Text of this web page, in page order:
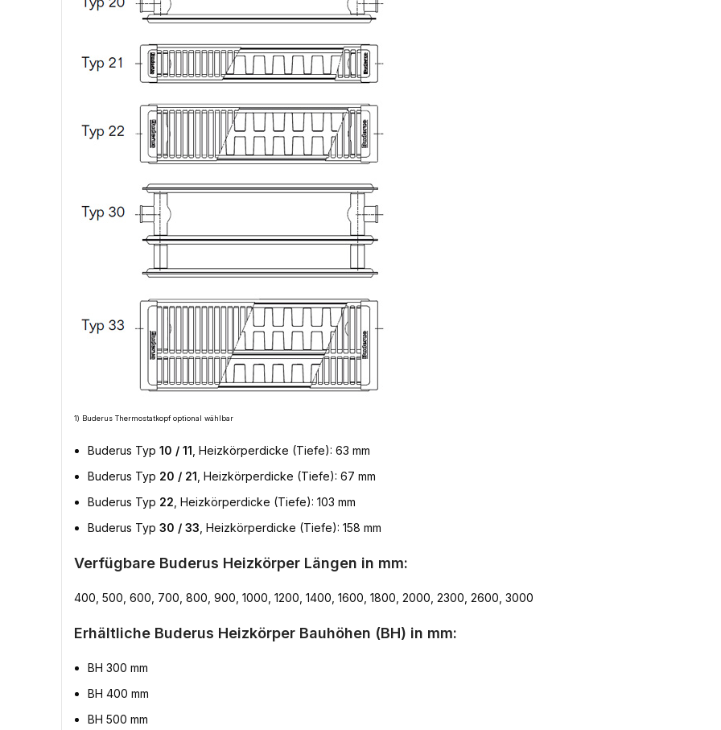
1) Buderus Thermostatkopf optional wählbar
Buderus Typ 10 / 11 , Heizkörperdicke (Tiefe): 63 mm
Buderus Typ 20 / 21 , Heizkörperdicke (Tiefe): 67 mm
Buderus Typ 22 , Heizkörperdicke (Tiefe): 103 mm
Buderus Typ 30 / 33 , Heizkörperdicke (Tiefe): 158 mm
Verfügbare Buderus Heizkörper Längen in mm:
400, 500, 600, 700, 800, 900, 1000, 1200, 1400, 1600, 1800, 2000, 2300, 2600, 3000
Erhältliche Buderus Heizkörper Bauhöhen (BH) in mm:
BH 300 mm
BH 400 mm
BH 500 mm